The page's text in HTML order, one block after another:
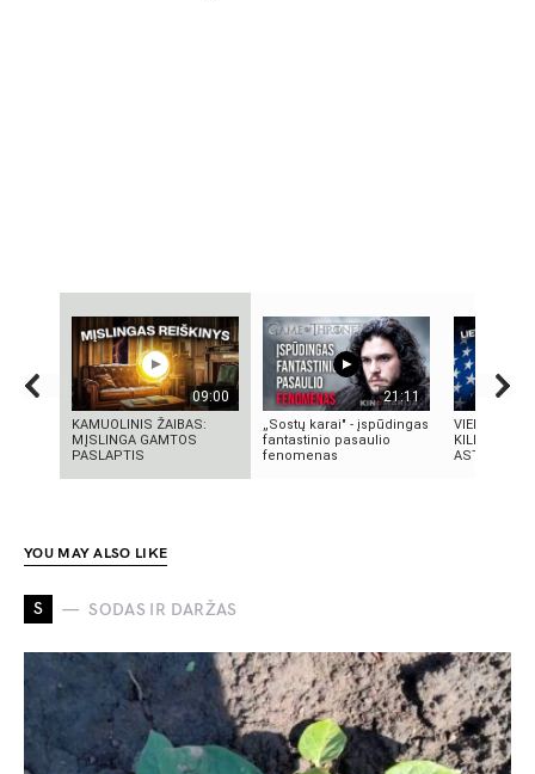
09:00
KAMUOLINIS ŽAIBAS:
MĮSLINGA GAMTOS
PASLAPTIS
21:11
„Sostų karai" - įspūdingas
fantastinio pasaulio
fenomenas
VIENINTELIS
KILMĖS
YOU MAY ALSO LIKE
S SODAS IR DARŽAS